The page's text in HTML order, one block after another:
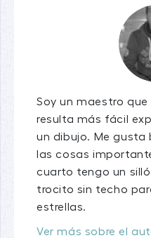
Soy un maestro
resulta más fácil
un dibujo. Me gusta
las cosas
cuarto tengo un
trocito sin techo
estrellas.
Ver más sobre el